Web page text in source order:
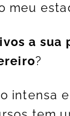
meu
a sua
?
intensa